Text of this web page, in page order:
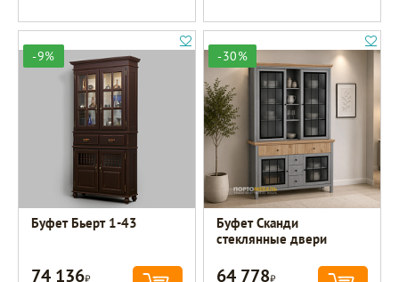
-9%
Буфет Бьерт 1-43
74 136Р
-30%
Буфет Сканди
стеклянные двери
64 778Р